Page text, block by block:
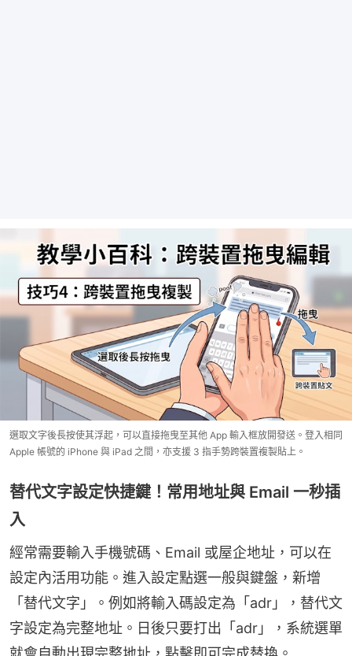
選取文字後長按使其浮起，可以直接拖曳至其他 App 輸入框放開發送。登入相同
Apple 帳號的 iPhone 與 iPad 之間，亦支援 3 指手勢跨裝置複製貼上。
替代文字設定快捷鍵！常用地址與 Email 一秒插
入
經常需要輸入手機號碼、Email 或屋企地址，可以在
設定內活用功能。進入設定點選一般與鍵盤，新增
「替代文字」。例如將輸入碼設定為「adr」，替代文
字設定為完整地址。日後只要打出「adr」，系統選單